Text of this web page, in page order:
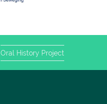
Oral History Project